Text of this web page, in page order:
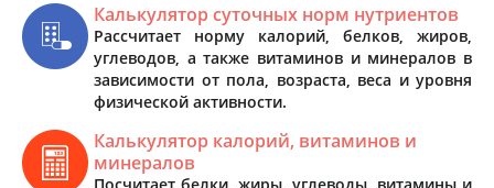
Калькулятор суточных норм нутриентов
Рассчитает норму калорий, белков, жиров,
углеводов, а также витаминов и минералов в
зависимости от пола, возраста, веса и уровня
физической активности.
Калькулятор калорий, витаминов и
минералов